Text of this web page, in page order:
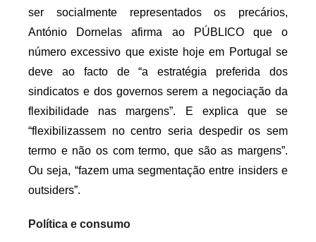
ser socialmente representados os precários,
António Dornelas afirma ao PÚBLICO que o
número excessivo que existe hoje em Portugal se
deve ao facto de “a estratégia preferida dos
sindicatos e dos governos serem a negociação da
flexibilidade nas margens”. E explica que se
“flexibilizassem no centro seria despedir os sem
termo e não os com termo, que são as margens”.
Ou seja, “fazem uma segmentação entre insiders e
outsiders”.
Política e consumo